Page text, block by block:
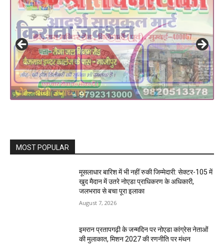
MOST POPULAR
मूसलाधार बारिश में भी नहीं रुकी जिम्मेदारी: सेक्टर-105 में
खुद मैदान में उतरे नोएडा प्राधिकरण के अधिकारी,
जलभराव से बचा पूरा इलाका
August 7, 2026
इमरान प्रतापगढ़ी के जन्मदिन पर नोएडा कांग्रेस नेताओं
की मुलाकात, मिशन 2027 की रणनीति पर मंथन